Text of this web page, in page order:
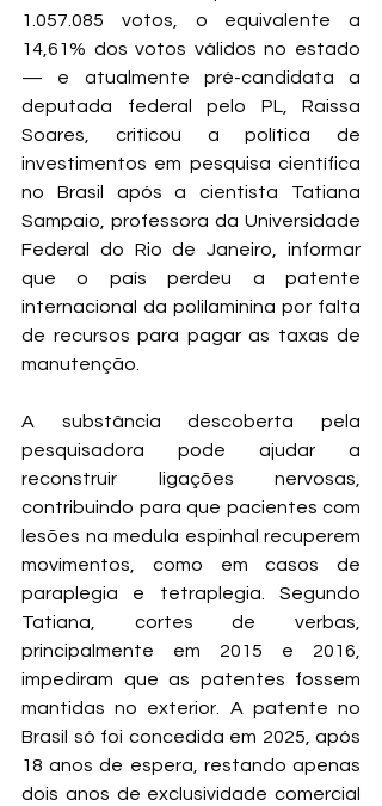
1.057.085 votos, o equivalente a
14,61% dos votos válidos no estado
— e atualmente pré-candidata a
deputada federal pelo PL, Raissa
Soares, criticou a política de
investimentos em pesquisa científica
no Brasil após a cientista Tatiana
Sampaio, professora da Universidade
Federal do Rio de Janeiro, informar
que o país perdeu a patente
internacional da polilaminina por falta
de recursos para pagar as taxas de
manutenção.
A substância descoberta pela
pesquisadora pode ajudar a
reconstruir ligações nervosas,
contribuindo para que pacientes com
lesões na medula espinhal recuperem
movimentos, como em casos de
paraplegia e tetraplegia. Segundo
Tatiana, cortes de verbas,
principalmente em 2015 e 2016,
impediram que as patentes fossem
mantidas no exterior. A patente no
Brasil só foi concedida em 2025, após
18 anos de espera, restando apenas
dois anos de exclusividade comercial